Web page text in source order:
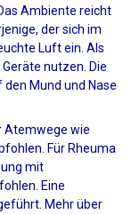
Ambiente reicht
der sich im
Luft ein. Als
nutzen. Die
Mund und Nase
Atemwege wie
Für Rheuma
mit
Eine
Mehr über